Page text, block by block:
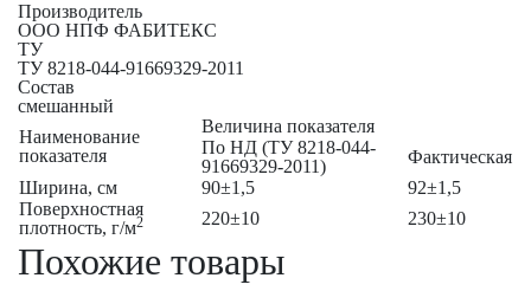
Производитель
ООО НПФ ФАБИТЕКС
ТУ
ТУ 8218-044-91669329-2011
Состав
смешанный
Наименование
показателя
Величина показателя
По НД (ТУ 8218-044-
91669329-2011)
Фактическая
Ширина, см
90±1,5
92±1,5
Поверхностная
плотность, г/м2 220±10 230±10
Похожие товары